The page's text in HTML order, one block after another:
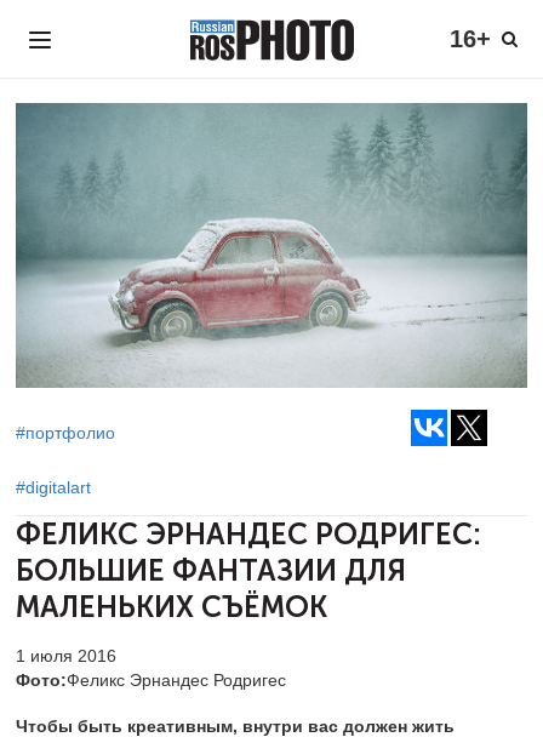
16+
#портфолио
#digitalart
ФЕЛИКС ЭРНАНДЕС РОДРИГЕС:
БОЛЬШИЕ ФАНТАЗИИ ДЛЯ
МАЛЕНЬКИХ СЪЁМОК
1 июля 2016
Фото:Феликс Эрнандес Родригес
Чтобы быть креативным, внутри вас должен жить